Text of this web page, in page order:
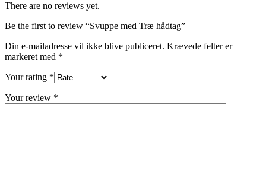
There are no reviews yet.
Be the first to review “Svuppe med Træ hådtag”
Din e-mailadresse vil ikke blive publiceret. Krævede felter er
markeret med *
Your rating *
Your review *